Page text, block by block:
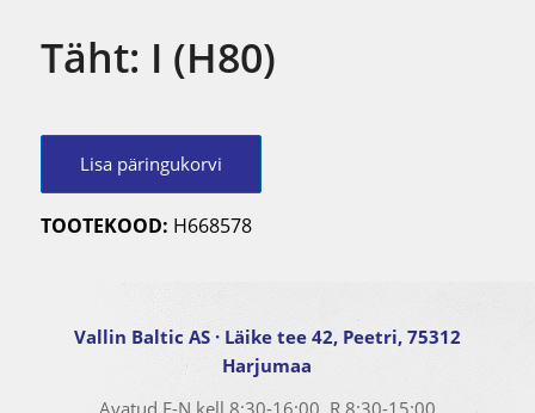
Täht: I (H80)
Lisa päringukorvi
TOOTEKOOD: H668578
Vallin Baltic AS · Läike tee 42, Peetri, 75312
Harjumaa